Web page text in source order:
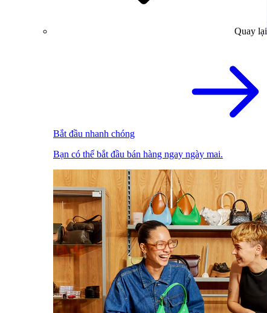
Quay lại
Bắt đầu nhanh chóng
Bạn có thể bắt đầu bán hàng ngay ngày mai.